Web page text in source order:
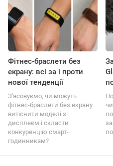
Фітнес-браслети без
екрану: всі за і проти
нової тенденції
З'ясовуємо, чи можуть
фітнес-браслети без екрану
витіснити моделі з
дисплеєм і скласти
конкуренцію смарт-
годинникам?